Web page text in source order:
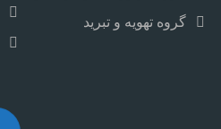
گروه تهویه و تبرید